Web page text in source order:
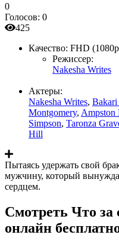
0
Голосов: 0
425
Качество: FHD
Режиссер:
Nakesha Writes
Актеры:
Nakesha Writes,
Montgomery, Ampston
Simpson, Taronza
Hill
Пытаясь удержать свой
мужчину, который
сердцем.
Смотреть Что за
онлайн